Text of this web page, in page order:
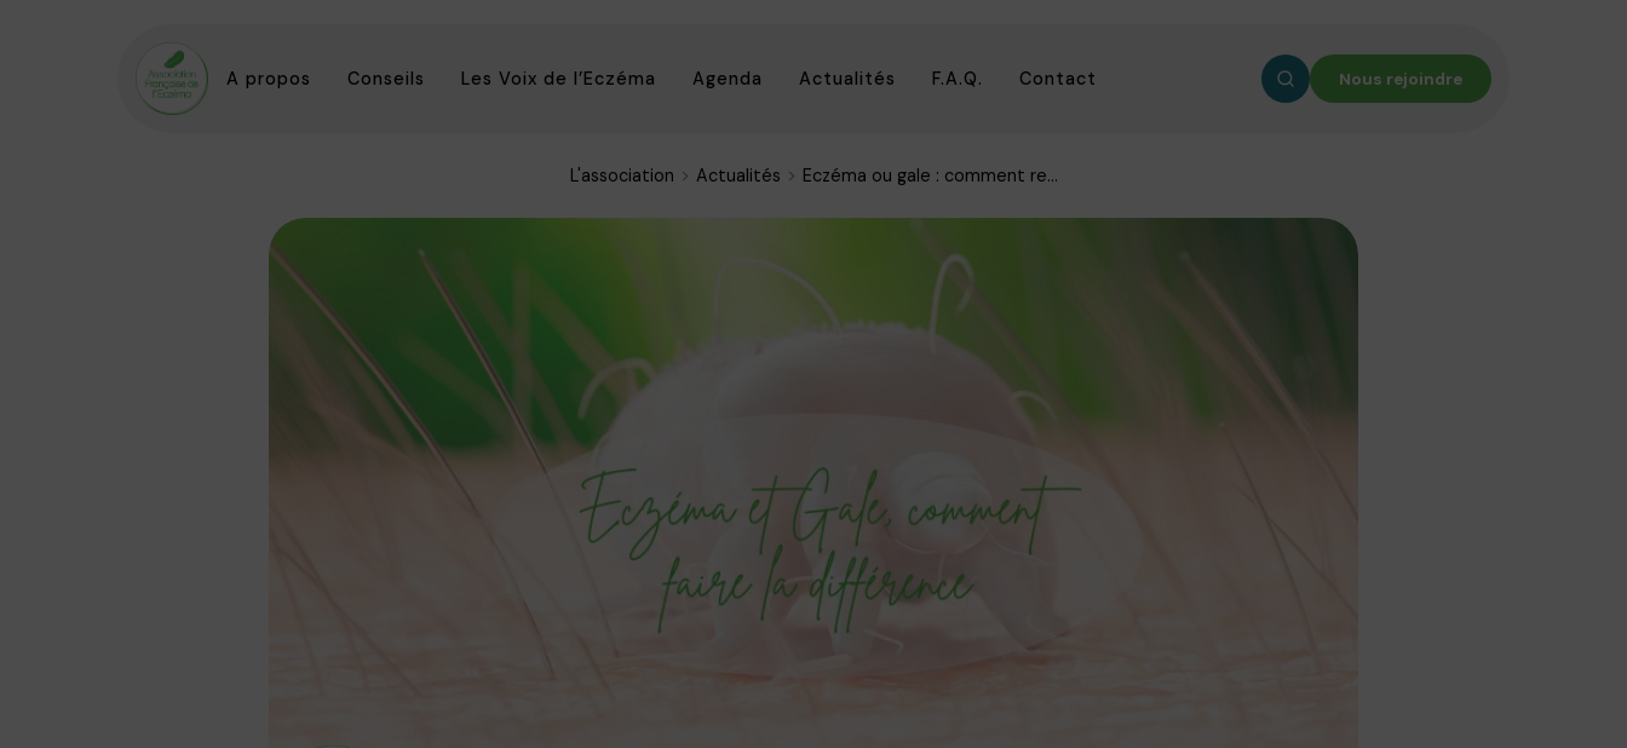
A propos Conseils Les Voix de l’Eczéma Agenda Actualités F.A.Q. Contact Nous rejoindre
L'association Actualités Eczéma ou gale : comment re...